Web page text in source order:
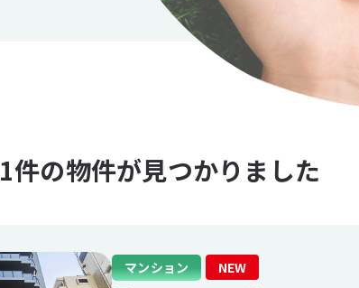
1件の物件が見つかりました
マンション NEW